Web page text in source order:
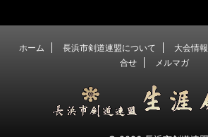
ホーム 長浜市剣道連盟について 大会情報
合せ
メルマガ